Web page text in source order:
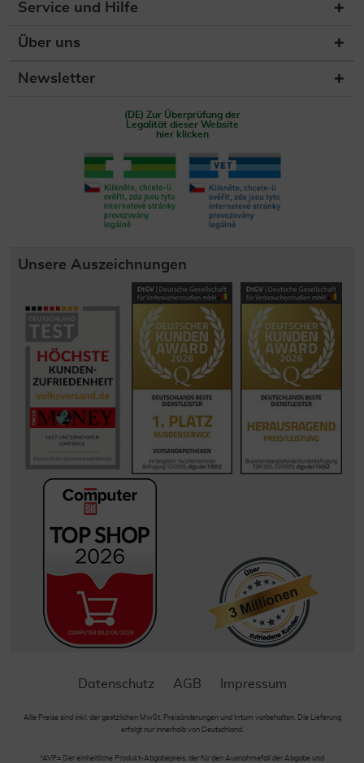
Service und Hilfe
Über uns
Newsletter
(DE) Zur Überprüfung der
Legalität dieser Website
hier klicken
Unsere Auszeichnungen
Datenschutz AGB Impressum
Alle Preise sind inkl. der gestzlichen MwSt. Preisänderungen und Irrtum vorbehalten. Die Lieferung
erfolgt nur innerhalb von Deutschland.
*AVP= Der einheitliche Produkt-Abgabepreis, der für den Ausnahmefall der Abgabe und